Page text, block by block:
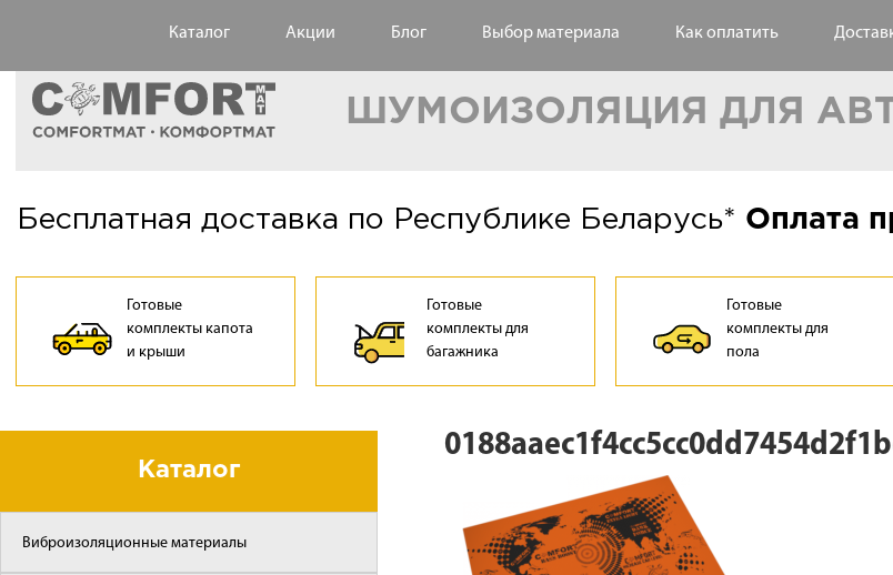
Каталог Акции Блог Выбор материала Как оплатить
ШУМОИЗОЛЯЦИЯ ДЛЯ
Бесплатная доставка по Республике Беларусь* Оплата
Готовые
комплекты капота
и крыши
Готовые
комплекты для
багажника
Готовые
комплекты для
пола
Каталог
Виброизоляционные материалы